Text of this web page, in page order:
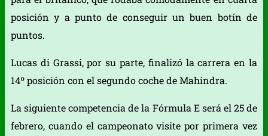
posición y a punto de conseguir un buen botín de
puntos.
Lucas di Grassi, por su parte, finalizó la carrera en la
14º posición con el segundo coche de Mahindra.
La siguiente competencia de la Fórmula E será el 25 de
febrero, cuando el campeonato visite por primera vez